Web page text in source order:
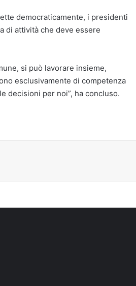
democraticamente, i presidenti
di attività che deve essere
si può lavorare insieme,
esclusivamente di competenza
decisioni per noi”, ha concluso.